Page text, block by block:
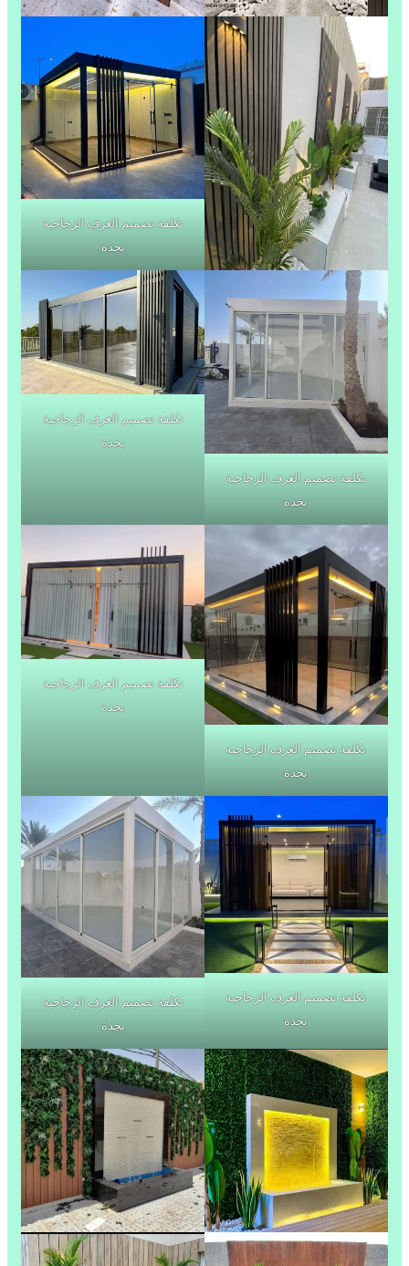
تكلفة تصميم الغرف الزجاجية
بجدة
تكلفة تصميم الغرف الزجاجية
بجدة
تكلفة تصميم الغرف الزجاجية
بجدة
تكلفة تصميم الغرف الزجاجية
بجدة
تكلفة تصميم الغرف الزجاجية
بجدة
تكلفة تصميم الغرف الزجاجية
بجدة
تكلفة تصميم الغرف الزجاجية
بجدة